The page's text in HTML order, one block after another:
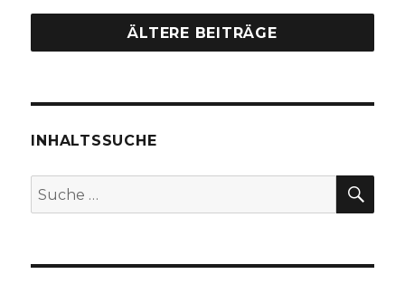
Rezension
Werl
ÄLTERE BEITRÄGE
INHALTSSUCHE
Suche
nach: